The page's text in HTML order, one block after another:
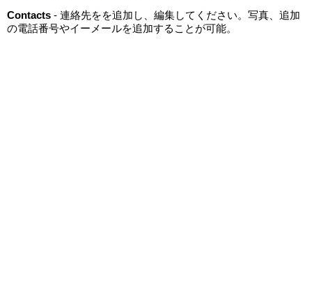
Contacts - 連絡先をを追加し、編集してください。写真、追加
の電話番号やイーメールを追加することが可能。